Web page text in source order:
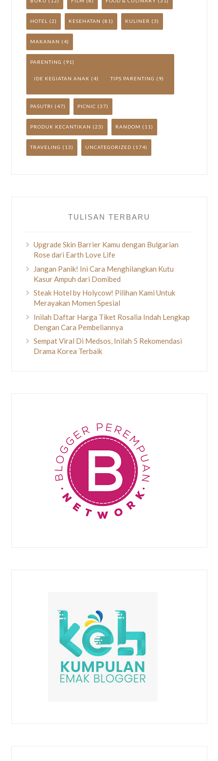
HOTEL (2) KESEHATAN (81) KULINER (3)
MAKANAN (4)
PARENTING (91)
IDE KEGIATAN ANAK (4) TIPS PARENTING (9)
PASUTRI (47) PICNIC (37)
PRODUK KECANTIKAN (23) RANDOM (11)
TRAVELING (13) UNCATEGORIZED (174)
TULISAN TERBARU
Upgrade Skin Barrier Kamu dengan Bulgarian
Rose dari Earth Love Life
Jangan Panik! Ini Cara Menghilangkan Kutu
Kasur Ampuh dari Domibed
Steak Hotel by Holycow! Pilihan Kami Untuk
Merayakan Momen Spesial
Inilah Daftar Harga Tiket Rosalia Indah Lengkap
Dengan Cara Pembeliannya
Sempat Viral Di Medsos, Inilah 5 Rekomendasi
Drama Korea Terbaik